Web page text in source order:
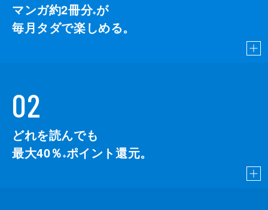
マンガ約2冊分※が
毎月タダで楽しめる。
02
どれを読んでも
最大40％ ※ポイント還元。